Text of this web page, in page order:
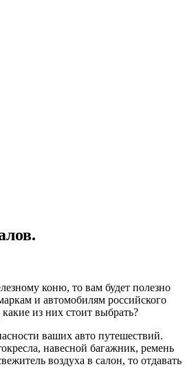
коню, то вам будет полезно
и автомобилям российского
из них стоит выбрать?
ваших авто путешествий.
навесной багажник, ремень
воздуха в салон, то отдавать